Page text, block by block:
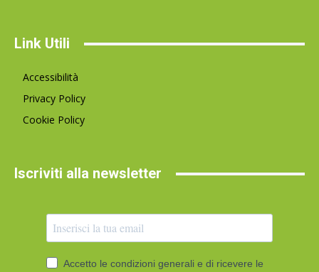
Link Utili
Accessibilità
Privacy Policy
Cookie Policy
Iscriviti alla newsletter